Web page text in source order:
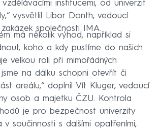
institucemi, od univerzit
vysvětlil Libor Donth, vedoucí
společnosti IMA.
má několik výhod, například si
koho a kdy pustíme do našich
velkou roli při mimořádných
na dálku schopni otevřít či
areálu,“ doplnil Vít Kluger, vedoucí
osob a majetku ČZU. Kontrola
je pro bezpečnost univerzity
v součinnosti s dalšími opatřeními,